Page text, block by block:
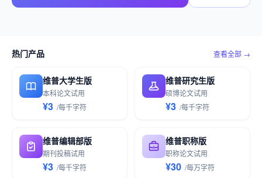
热门产品 查看全部 →
维普大学生版
本科论文试用
¥3 /每千字符
维普研究生版
硕博论文试用
¥3 /每千字符
维普编辑部版
期刊投稿试用
¥3 /每千字符
维普职称版
职称论文试用
¥30 /每万字符